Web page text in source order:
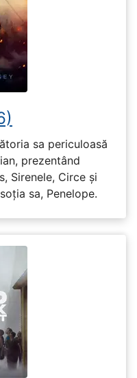
sa periculoasă
prezentând
Sirenele, Circe și
sa, Penelope.